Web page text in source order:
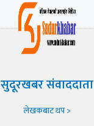
सुदूरखबर संवाददाता
लेखकबाट थप >